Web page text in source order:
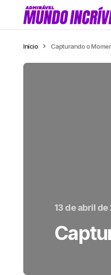
Início Capturando o
13 de abril de